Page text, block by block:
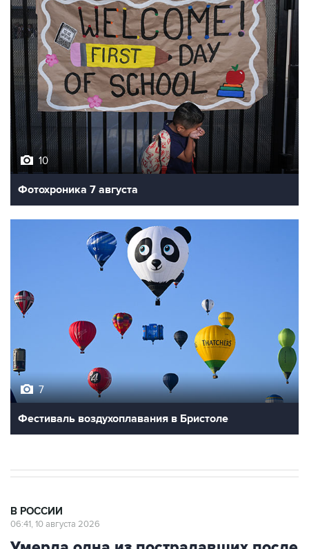
10
Фотохроника 7 августа
Фестиваль воздухоплавания в Бристоле
Умерла одна из пострадавших после
наезда автомобиля на группу людей